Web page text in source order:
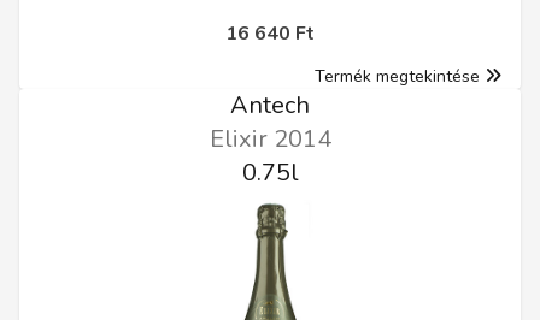
16 640 Ft
Termék megtekintése
Antech
Elixir 2014
0.75l